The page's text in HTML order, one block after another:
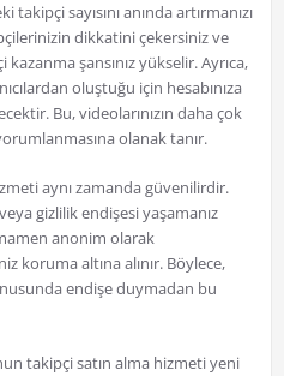
sayısını anında artırmanızı
dikkatini çekersiniz ve
şansınız yükselir. Ayrıca,
oluştuğu için hesabınıza
Bu, videolarınızın daha çok
olanak tanır.
aynı zamanda güvenilirdir.
gizlilik endişesi yaşamanız
anonim olarak
koruma altına alınır. Böylece,
endişe duymadan bu
takipçi satın alma hizmeti yeni